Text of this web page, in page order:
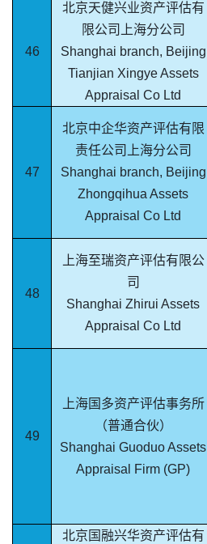
46
北京天健兴业资产评估有
限公司上海分公司
Shanghai branch, Beijing
Tianjian Xingye Assets
Appraisal Co Ltd
47
北京中企华资产评估有限
责任公司上海分公司
Shanghai branch, Beijing
Zhongqihua Assets
Appraisal Co Ltd
48
上海至瑞资产评估有限公
司
Shanghai Zhirui Assets
Appraisal Co Ltd
49
上海国多资产评估事务所
（普通合伙）
Shanghai Guoduo Assets
Appraisal Firm (GP)
北京国融兴华资产评估有